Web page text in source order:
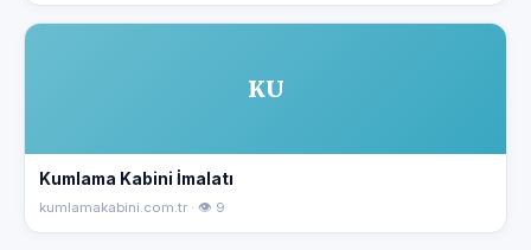
KU
Kumlama Kabini İmalatı
kumlamakabini.com.tr · 👁 9